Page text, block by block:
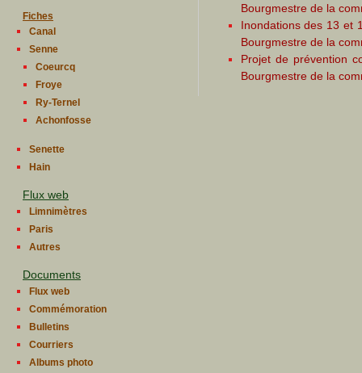
Fiches
Canal
Senne
Coeurcq
Froye
Ry-Ternel
Achonfosse
Senette
Hain
Flux web
Limnimètres
Paris
Autres
Documents
Flux web
Commémoration
Bulletins
Courriers
Albums photo
Bourgmestre de la
Inondations des 13 et
Bourgmestre de la
Projet de prévention
Bourgmestre de la